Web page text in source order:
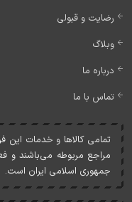
رضایت و قبولی
وبلاگ
درباره ما
تماس با ما
تمامی کالاها و خدمات اين
مراجع مربوطه می‌باشند و
جمهوری اسلامی ايران است.